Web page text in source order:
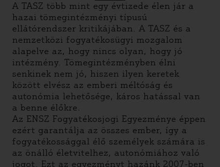
A TASZ több mint egy évtizede élen jár a
hazai tömegintézményi típusú
ellátórendszer kritikájában. A TASZ és a
nemzetközi fogyatékosügyi mozgalom
alapelve az, hogy nincs olyan, hogy jó
intézmény. Tömegintézményben élni
senkinek nem jó, hiszen ilyen keretek
között elvész az emberi méltóság és
autonómia lehetősége, káros hatással van
a benne élőkre.
Az ENSZ Fogyatékosjogi Egyezménye éppen
ezért garantálja az összes ember, így a
fogyatékossággal élő személyek számára is
az önálló életvitelhez, autonómiához való
jogot. Ezt az egyezményt hazánk 2007-ben